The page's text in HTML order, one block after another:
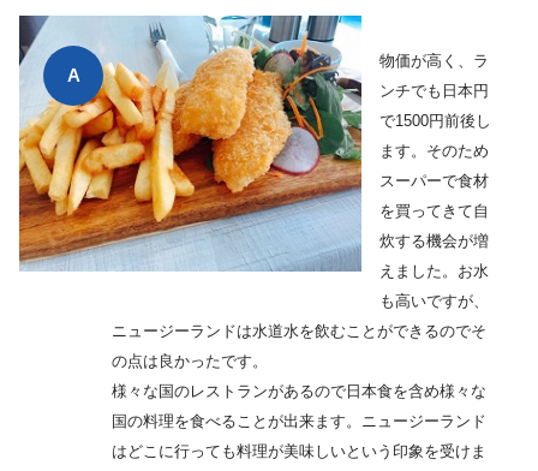
物価が高く、ラ
ンチでも日本円
で1500円前後し
ます。そのため
スーパーで食材
を買ってきて自
炊する機会が増
えました。お水
も高いですが、
ニュージーランドは水道水を飲むことができるのでそ
の点は良かったです。
様々な国のレストランがあるので日本食を含め様々な
国の料理を食べることが出来ます。ニュージーランド
はどこに行っても料理が美味しいという印象を受けま